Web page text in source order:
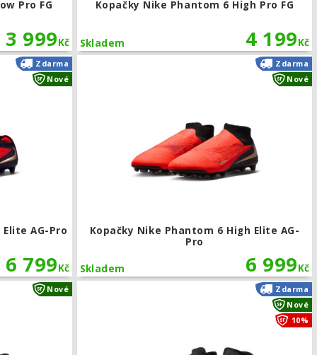
Pro FG
3 999Kč
Kopačky Nike Phantom 6 High Pro FG
4 199Kč
Skladem
FG/MG
AG-Pro
6 799Kč
Zdarma
Nové
Kopačky Nike Phantom 6 High Elite AG-
Pro
6 999Kč
Skladem
Zdarma
Nové
Nové Kopačky Nike Phantom 6 Low Academy FG/MGZdarma
Nové
10%